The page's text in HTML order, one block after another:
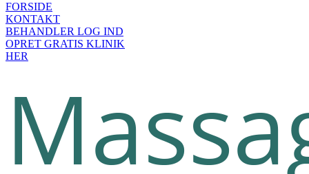
FORSIDE
KONTAKT
BEHANDLER LOG IND
OPRET GRATIS KLINIK
HER